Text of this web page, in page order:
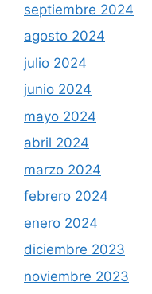
septiembre 2024
agosto 2024
julio 2024
junio 2024
mayo 2024
abril 2024
marzo 2024
febrero 2024
enero 2024
diciembre 2023
noviembre 2023